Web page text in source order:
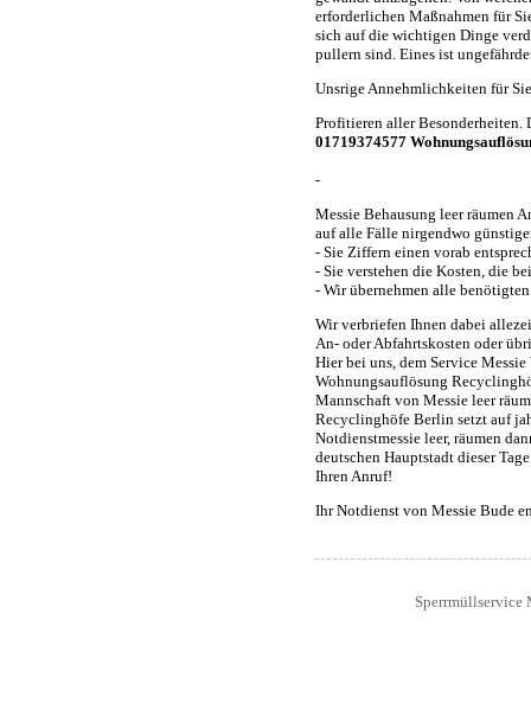
erforderlichen Maßnahmen für
sich auf die wichtigen Dinge
pullern sind. Eines ist
Unsrige Annehmlichkeiten für Sie
Profitieren aller
01719374577
-
Messie Behausung leer räumen
auf alle Fälle nirgendwo
- Sie Ziffern einen vorab
- Sie verstehen die Kosten, die
- Wir übernehmen alle
Wir verbriefen Ihnen dabei
An- oder Abfahrtskosten oder
Hier bei uns, dem Service
Wohnungsauflösung
Mannschaft von Messie leer
Recyclinghöfe Berlin setzt auf
Notdienstmessie leer, räumen
deutschen Hauptstadt dieser
Ihren Anruf!
Ihr Notdienst von Messie Bude
Sperrmüllservice